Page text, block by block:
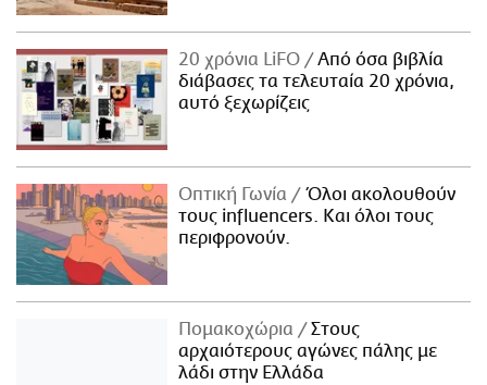
20 χρόνια LiFO
Από όσα βιβλία
διάβασες τα τελευταία 20 χρόνια,
αυτό ξεχωρίζεις
Οπτική Γωνία
Όλοι ακολουθούν
τους influencers. Και όλοι τους
περιφρονούν.
Πομακοχώρια
Στους
αρχαιότερους αγώνες πάλης με
λάδι στην Ελλάδα